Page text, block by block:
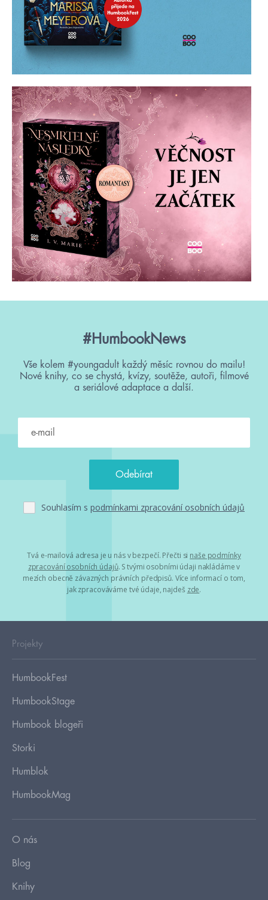
#HumbookNews
Vše kolem #youngadult každý měsíc rovnou do mailu!
Nové knihy, co se chystá, kvízy, soutěže, autoři, filmové
a seriálové adaptace a další.
Souhlasím s podmínkami zpracování osobních údajů
Tvá e-mailová adresa je u nás v bezpečí. Přečti si naše podmínky
zpracování osobních údajů. S tvými osobními údaji nakládáme v
mezích obecně závazných právních předpisů. Více informací o tom,
jak zpracováváme tvé údaje, najdeš zde.
Projekty
HumbookFest
HumbookStage
Humbook blogeři
Storki
Humblok
HumbookMag
O nás
Blog
Knihy